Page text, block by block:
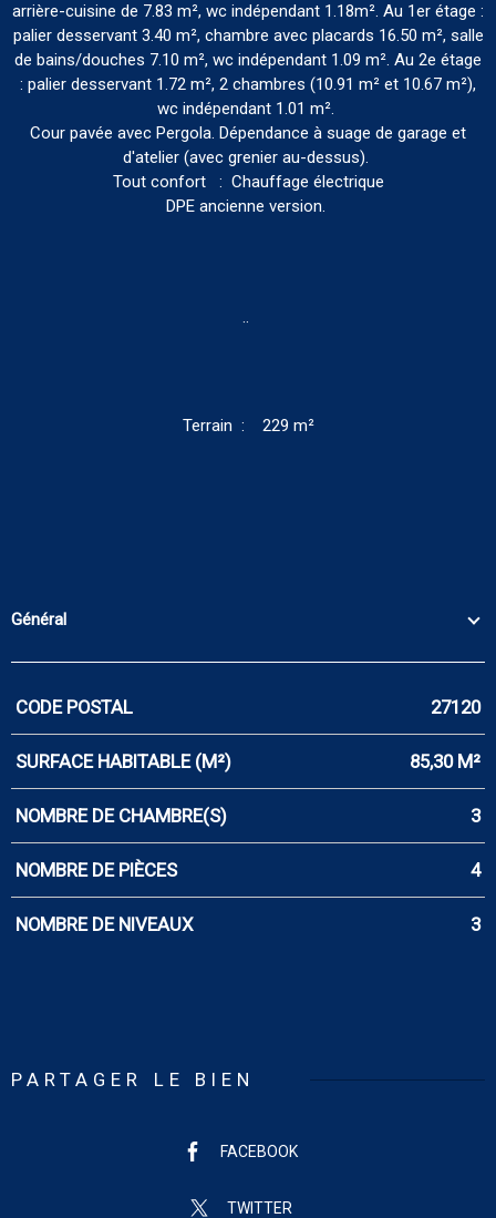
arrière-cuisine de 7.83 m², wc indépendant 1.18m². Au 1er étage :
palier desservant 3.40 m², chambre avec placards 16.50 m², salle
de bains/douches 7.10 m², wc indépendant 1.09 m². Au 2e étage
: palier desservant 1.72 m², 2 chambres (10.91 m² et 10.67 m²),
wc indépendant 1.01 m².
Cour pavée avec Pergola. Dépendance à suage de garage et
d'atelier (avec grenier au-dessus).
Tout confort : Chauffage électrique
DPE ancienne version.
¨
Terrain : 229 m²
Général
Caractérisque Valeurs
CODE POSTAL 27120
SURFACE HABITABLE (M²) 85,30 M²
NOMBRE DE CHAMBRE(S) 3
NOMBRE DE PIÈCES 4
NOMBRE DE NIVEAUX 3
PARTAGER LE BIEN
FACEBOOK
TWITTER